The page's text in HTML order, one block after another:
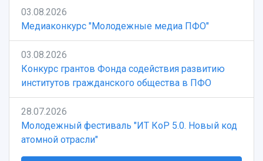
03.08.2026
Медиаконкурс "Молодежные медиа ПФО"
03.08.2026
Конкурс грантов Фонда содействия развитию
институтов гражданского общества в ПФО
28.07.2026
Молодежный фестиваль "ИТ КоР 5.0. Новый код
атомной отрасли"